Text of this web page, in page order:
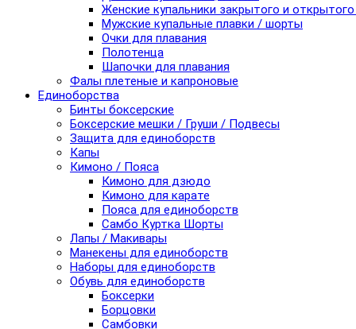
Женские купальники закрытого и
Мужские купальные плавки / шорты
Очки для плавания
Полотенца
Шапочки для плавания
Фалы плетеные и капроновые
Единоборства
Бинты боксерские
Боксерские мешки / Груши / Подвесы
Защита для единоборств
Капы
Кимоно / Пояса
Кимоно для дзюдо
Кимоно для карате
Пояса для единоборств
Самбо Куртка Шорты
Лапы / Макивары
Манекены для единоборств
Наборы для единоборств
Обувь для единоборств
Боксерки
Борцовки
Самбовки